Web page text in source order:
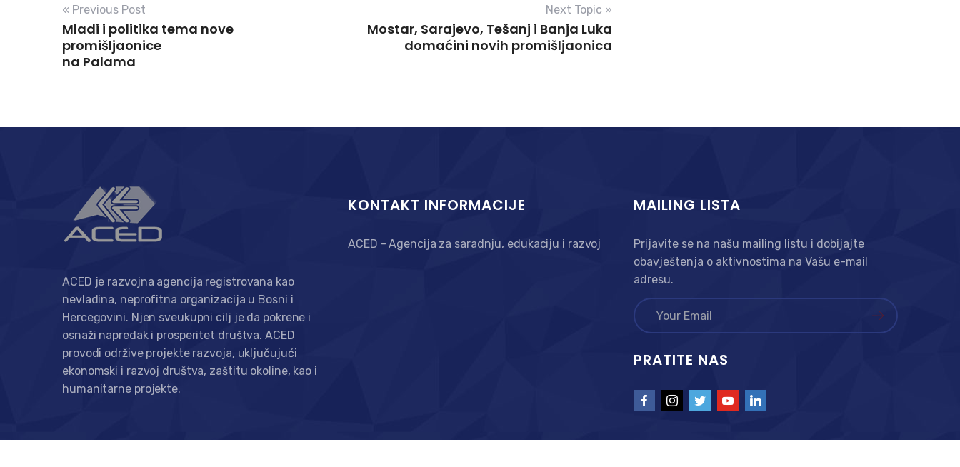
« Previous Post
Mladi i politika tema nove
promišljaonice
na Palama
Next Topic »
Mostar, Sarajevo, Tešanj i Banja Luka
domaćini novih promišljaonica
ACED je razvojna agencija registrovana kao
nevladina, neprofitna organizacija u Bosni i
Hercegovini. Njen sveukupni cilj je da pokrene i
osnaži napredak i prosperitet društva. ACED
provodi održive projekte razvoja, uključujući
ekonomski i razvoj društva, zaštitu okoline, kao i
humanitarne projekte.
KONTAKT INFORMACIJE
ACED - Agencija za saradnju, edukaciju i razvoj
MAILING LISTA
Prijavite se na našu mailing listu i dobijajte
obavještenja o aktivnostima na Vašu e-mail
adresu.
PRATITE NAS